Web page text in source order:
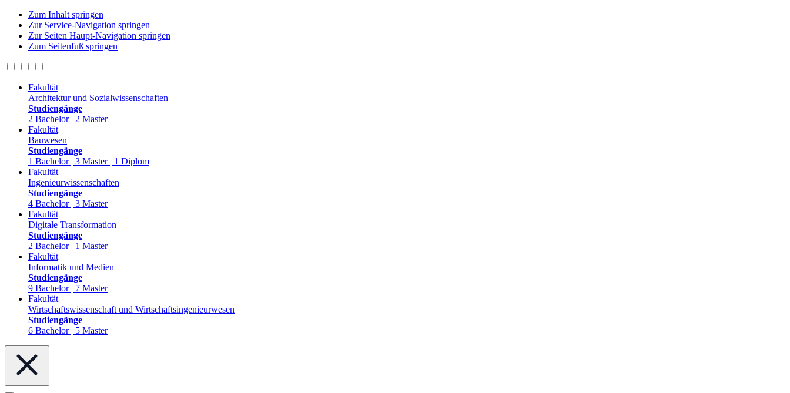
Zum Inhalt springen
Zur Service-Navigation springen
Zur Seiten Haupt-Navigation springen
Zum Seitenfuß springen
Fakultät
Architektur und Sozialwissenschaften
Studiengänge
2 Bachelor | 2 Master
Fakultät
Bauwesen
Studiengänge
1 Bachelor | 3 Master | 1 Diplom
Fakultät
Ingenieurwissenschaften
Studiengänge
4 Bachelor | 3 Master
Fakultät
Digitale Transformation
Studiengänge
2 Bachelor | 1 Master
Fakultät
Informatik und Medien
Studiengänge
9 Bachelor | 7 Master
Fakultät
Wirtschaftswissenschaft und Wirtschaftsingenieurwesen
Studiengänge
6 Bachelor | 5 Master